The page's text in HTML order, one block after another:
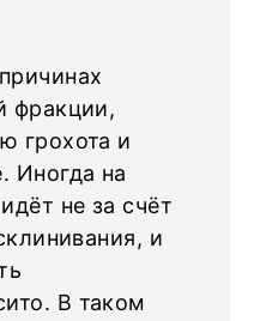
фракции,
грохота и
Иногда на
не за счёт
и
В таком